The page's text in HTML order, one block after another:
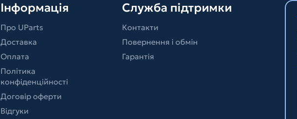
Інформація
Про UParts
Доставка
Оплата
Політика
конфіденційності
Договір оферти
Відгуки
Служба підтримки
Контакти
Повернення і обмін
Гарантія